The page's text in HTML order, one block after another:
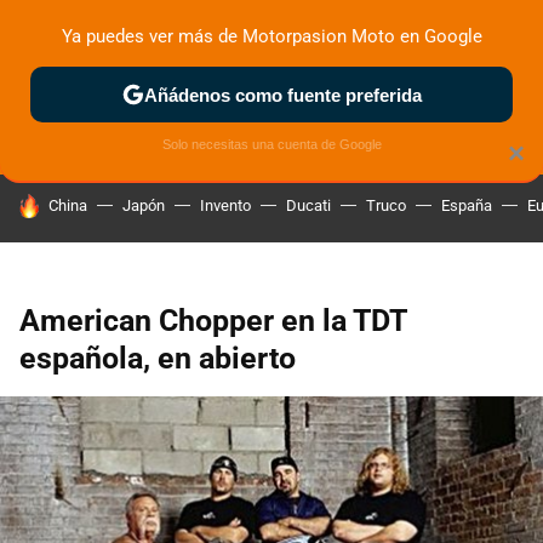
ZONA DE PRUEBAS DEPORTIVAS MOTOS ELÉCTRICAS
HOY SE HABLA DE
China Japón Invento Ducati Truco España
American Chopper en la TDT
española, en abierto
×
Ya puedes ver más de Motorpasion Moto en Google
Añádenos como fuente preferida
Solo necesitas una cuenta de Google